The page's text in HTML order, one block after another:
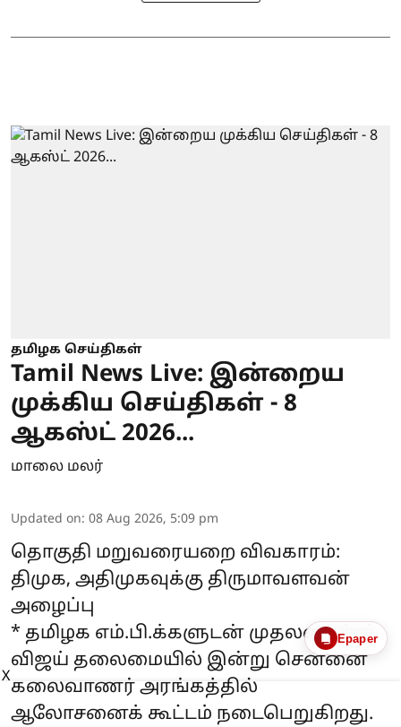
தமிழக செய்திகள்
Tamil News Live: இன்றைய
முக்கிய செய்திகள் - 8
ஆகஸ்ட் 2026...
மாலை மலர்
Updated on: 08 Aug 2026, 5:09 pm
தொகுதி மறுவரையறை விவகாரம்:
திமுக, அதிமுகவுக்கு திருமாவளவன்
அழைப்பு
* தமிழக எம்.பி.க்களுடன் முதலமைச்சர்
விஜய் தலைமையில் இன்று சென்னை
கலைவாணர் அரங்கத்தில்
ஆலோசனைக் கூட்டம் நடைபெறுகிறது.
Epaper
X